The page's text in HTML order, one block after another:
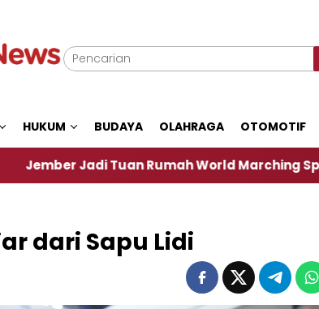
HUKUM BUDAYA OLAHRAGA OTOMOTIF
Tuan Rumah World Marching Sport 2027
dari Sapu Lidi